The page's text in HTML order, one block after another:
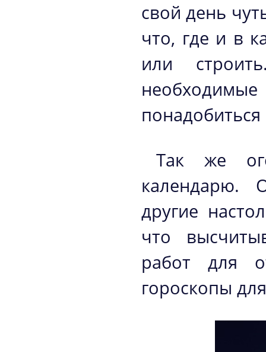
свой день
что, где и в
или
необходимые
Так же
календарю.
другие
что
работ для
гороскопы